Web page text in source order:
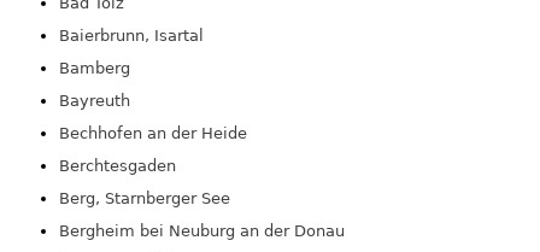
Baierbrunn, Isartal
Bamberg
Bayreuth
Bechhofen an der Heide
Berchtesgaden
Berg, Starnberger See
Bergheim bei Neuburg an der Donau